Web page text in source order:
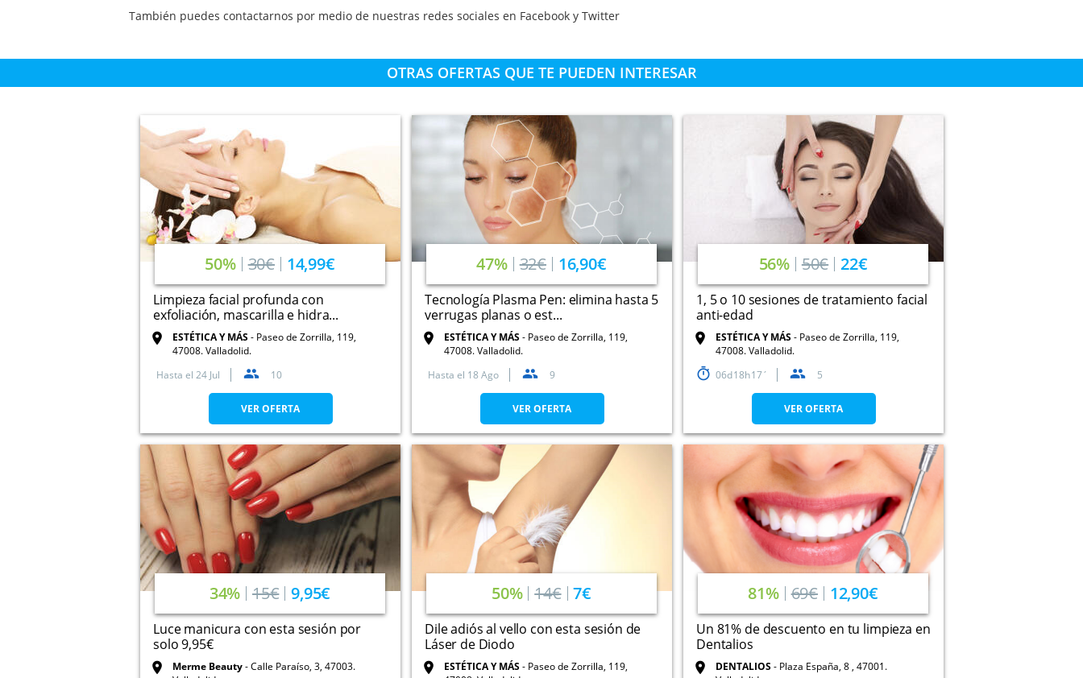
También puedes contactarnos por medio de nuestras redes sociales en Facebook y Twitter
OTRAS OFERTAS QUE TE PUEDEN INTERESAR
50% 30€ 14,99€
Limpieza facial profunda con
exfoliación, mascarilla e hidra...
ESTÉTICA Y MÁS
Paseo de Zorrilla, 119,
47008. Valladolid.
Hasta el 24 Jul 10
VER OFERTA
47% 32€ 16,90€
Tecnología Plasma Pen: elimina hasta 5
verrugas planas o est...
ESTÉTICA Y MÁS
Paseo de Zorrilla, 119,
47008. Valladolid.
Hasta el 18 Ago 9
VER OFERTA
56% 50€ 22€
1, 5 o 10 sesiones de tratamiento facial
anti-edad
ESTÉTICA Y MÁS
Paseo de Zorrilla, 119,
47008. Valladolid.
06 18 17 5
VER OFERTA
34% 15€ 9,95€
Luce manicura con esta sesión por
solo 9,95€
Merme Beauty Calle Paraíso, 3, 47003.
50% 14€ 7€
Dile adiós al vello con esta sesión de
Láser de Diodo
ESTÉTICA Y MÁS
Paseo de Zorrilla, 119,
81% 69€ 12,90€
Un 81% de descuento en tu limpieza en
Dentalios
DENTALIOS
Plaza España, 8 , 47001.